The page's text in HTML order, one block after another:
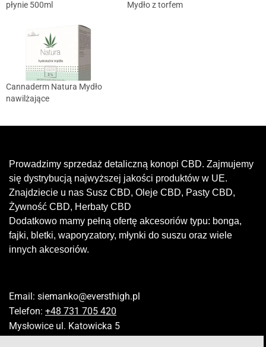
płynie 500ml
Mydło z torfem
Cannaderm Natura Mydło
nawilżające
Prowadzimy sprzedaż detaliczną konopi CBD. Zajmujemy
się dystrybucją najwyższej jakości produktów w UE.
Znajdziecie u nas Susz CBD, Oleje CBD, Pasty CBD,
Żywność CBD, Herbaty CBD
Dodatkowo mamy pełną ofertę akcesoriów typu: bonga,
fajki, bletki, waporyzatory, młynki do suszu oraz wiele
innych akcesoriów.
Email: siemanko@eversthigh.pl
Telefon: +48 731 705 420
Mysłowice ul. Katowicka 5